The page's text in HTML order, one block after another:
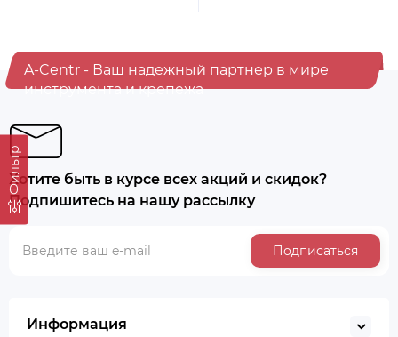
Фильтр
A-Centr - Ваш надежный партнер в мире
инструмента и крепежа
Хотите быть в курсе всех акций и скидок?
Подпишитесь на нашу рассылку
Подписаться
Информация